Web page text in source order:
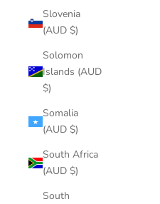
Slovenia
(AUD $)
Solomon
Islands (AUD
$)
Somalia
(AUD $)
South Africa
(AUD $)
South